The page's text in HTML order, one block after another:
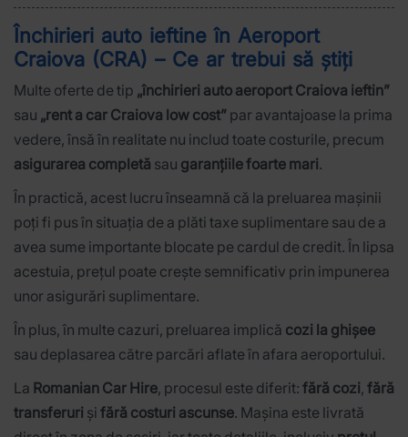
Închirieri auto ieftine în Aeroport
Craiova (CRA) – Ce ar trebui să știți
Multe oferte de tip „închirieri auto aeroport Craiova ieftin”
sau „rent a car Craiova low cost” par avantajoase la prima
vedere, însă în realitate nu includ toate costurile, precum
asigurarea completă sau garanțiile foarte mari.
În practică, acest lucru înseamnă că la preluarea mașinii
poți fi pus în situația de a plăti taxe suplimentare sau de a
avea sume importante blocate pe cardul de credit. În lipsa
acestuia, prețul poate crește semnificativ prin impunerea
unor asigurări suplimentare.
În plus, în multe cazuri, preluarea implică cozi la ghișee
sau deplasarea către parcări aflate în afara aeroportului.
La Romanian Car Hire, procesul este diferit: fără cozi, fără
transferuri și fără costuri ascunse. Mașina este livrată